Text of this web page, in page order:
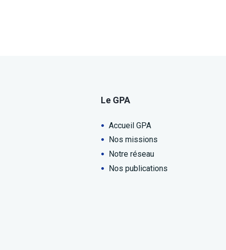
Le GPA
Accueil GPA
Nos missions
Notre réseau
Nos publications